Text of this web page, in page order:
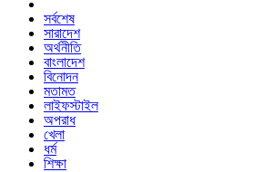
সর্বশেষ
সারাদেশ
অর্থনীতি
বাংলাদেশ
বিনোদন
মতামত
লাইফস্টাইল
অপরাধ
খেলা
ধর্ম
শিক্ষা